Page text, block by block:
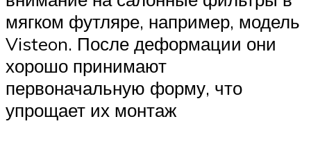
мягком футляре, например, модель
Visteon. После деформации они
хорошо принимают
первоначальную форму, что
упрощает их монтаж